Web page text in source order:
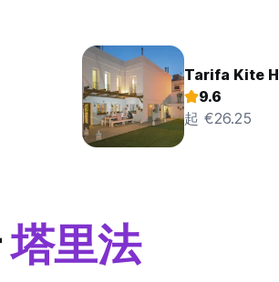
Tarifa Kite
9.6
起 €26.25
塔里法